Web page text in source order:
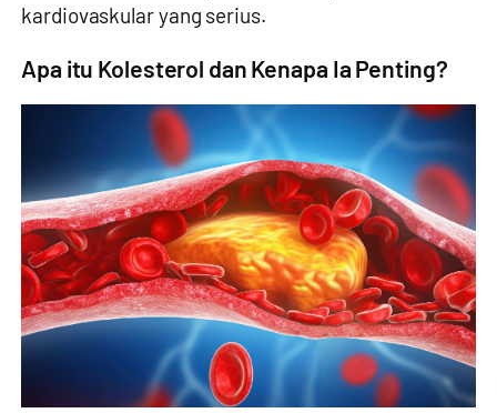
kardiovaskular yang serius.
Apa itu Kolesterol dan Kenapa Ia Penting?